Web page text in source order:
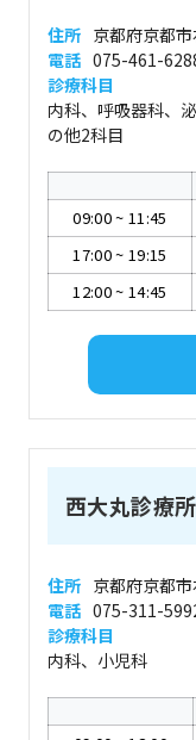
住所 京都府京都
電話 075-461-
診療科目
内科、呼吸器科、
の他2科目
09:00~ 11:45
17:00~ 19:15
12:00~ 14:45
西大丸診療所
住所 京都府京都
電話 075-311-
診療科目
内科、小児科